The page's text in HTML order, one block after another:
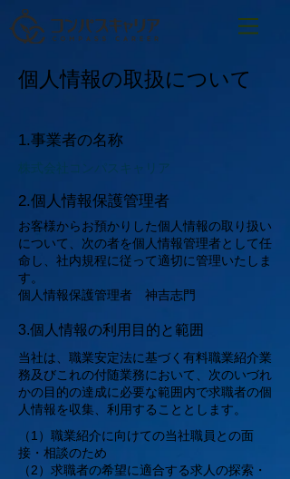
​個人情報の取扱について
1.事業者の名称
株式会社コンパスキャリア
2.個人情報保護管理者
お客様からお預かりした個人情報の取り扱い
について、次の者を個人情報管理者として任
命し、社内規程に従って適切に管理いたしま
す。
個人情報保護管理者 神吉志門
3.個人情報の利用目的と範囲
当社は、職業安定法に基づく有料職業紹介業
務及びこれの付随業務において、次のいづれ
かの目的の達成に必要な範囲内で求職者の個
人情報を収集、利用することとします。​
（1）職業紹介に向けての当社職員との面
接・相談のため​
（2）求職者の希望に適合する求人の探索・